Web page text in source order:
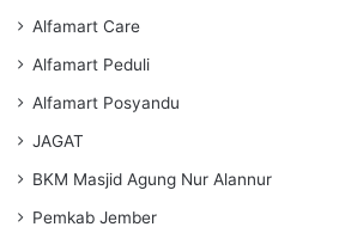
Alfamart Care
Alfamart Peduli
Alfamart Posyandu
JAGAT
BKM Masjid Agung Nur Alannur
Pemkab Jember